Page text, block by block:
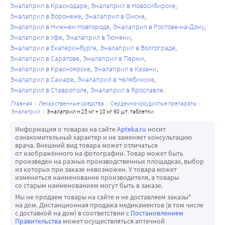
Установлено, что тиазиды увеличивают выведение
магния почками, что может привести к гипомагниемии.
Клиническое значение гипомагниемии остается
неясным.
Глюкоза
Лечение тиазидными диуретиками может нарушать
толерантность к глюкозе. При применении
гидрохлоротиазида у пациентов с манифестным или
латентно протекающим сахарным диабетом необходимо
регулярно контролировать концентрацию глюкозы в
крови. Может потребоваться коррекция дозы
гипогликемических лекарственных препаратов.
Мочевая кислота
У пациентов с подагрой может увеличиваться частота
возникновения приступов или обостряться течение
подагры. Необходим тщательный контроль за
пациентами с подагрой и нарушением метаболизма
мочевой кислоты (гиперурикемией).
Липиды
действие препарата Эналаприл Н по меньшей мере в
течение 24 часов.
Эналаприл уменьшает потерю ионов калия,
обусловленную применением гидрохлоротиазида.
концентрации эналаприлата задерживалось.
Эналаприлат может быть выведен из общего кровотока
путем гемодиализа.
Комбинация эналаприла и гидрохлортиазида
Регулярный прием комбинации эналаприла и
гидрохлоротиазида не влияет или незначительно влияет
на биодоступность каждого из компонентов препарата.
Показания к применению
показана комбинированная терапия).
Эналаприл в Краснодаре Эналаприл в Новосибирске
Эналаприл в Воронеже Эналаприл в Омске
Эналаприл в Нижнем Новгороде Эналаприл в Ростове-на-Дону
Эналаприл в Уфе Эналаприл в Тюмени
Эналаприл в Екатеринбурге Эналаприл в Волгограде
Эналаприл в Саратове Эналаприл в Перми
Эналаприл в Красноярске Эналаприл в Казани
Эналаприл в Самаре Эналаприл в Челябинске
Эналаприл в Ставрополе Эналаприл в Ярославле
главная лекарственные средства
сердечно-сосудистые препараты
эналаприл
эналаприл н 25 мг + 10 мг 60 шт. таблетки
Информация о товарах на сайтеApteka.ru носит
ознакомительный характер и не заменяет консультацию
врача. Внешний вид товара может отличаться
от изображённого на фотографии. Товар может быть
произведен на разных производственных площадках, выбор
из которых при заказе невозможен. У товара может
измениться наименование производителя, а товары
со старым наименованием могут быть в заказе.
Мы не продаем товары на сайте и не доставляем заказы*
на дом. Дистанционная продажа медикаментов (в том числе
с доставкой на дом) в соответствии с Постановлением
Правительства может осуществляться аптечной